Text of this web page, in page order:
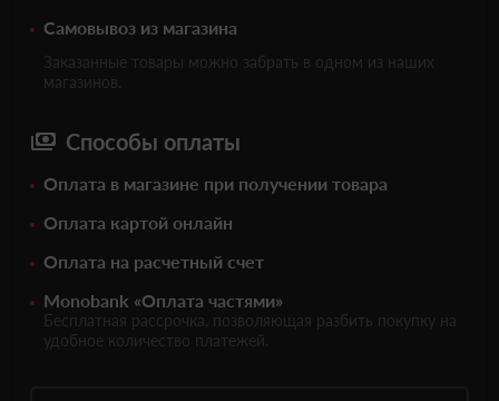
Самовывоз из магазина
Заказанные товары можно забрать в одном из наших
магазинов.
Способы оплаты
Оплата в магазине при получении товара
Оплата картой онлайн
Оплата на расчетный счет
Monobank «Оплата частями»
Бесплатная рассрочка, позволяющая разбить покупку на
удобное количество платежей.